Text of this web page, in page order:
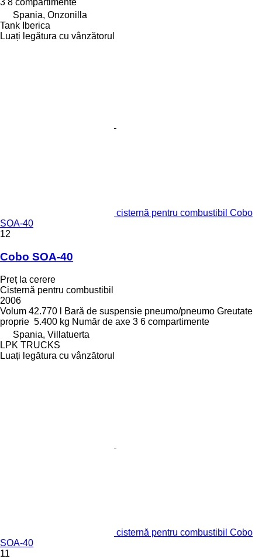
3 8 compartimente
Spania, Onzonilla
Tank Iberica
Luați legătura cu vânzătorul
cisternă pentru combustibil Cobo
SOA-40
12
Cobo SOA-40
Preț la cerere
Cisternă pentru combustibil
2006
Volum 42.770 l Bară de suspensie pneumo/pneumo Greutate
proprie 5.400 kg Număr de axe 3 6 compartimente
Spania, Villatuerta
LPK TRUCKS
Luați legătura cu vânzătorul
cisternă pentru combustibil Cobo
SOA-40
11